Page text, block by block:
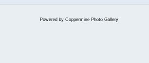
Powered by Coppermine Photo Gallery